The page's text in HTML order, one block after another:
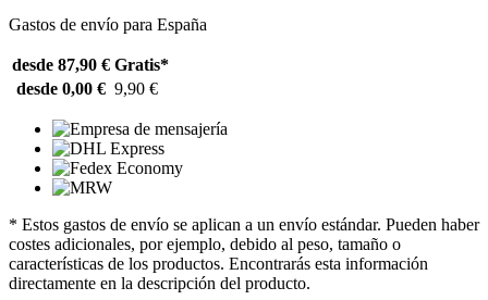
Gastos de envío para España
desde 87,90 € Gratis*
desde 0,00 € 9,90 €
* Estos gastos de envío se aplican a un envío estándar. Pueden haber
costes adicionales, por ejemplo, debido al peso, tamaño o
características de los productos. Encontrarás esta información
directamente en la descripción del producto.